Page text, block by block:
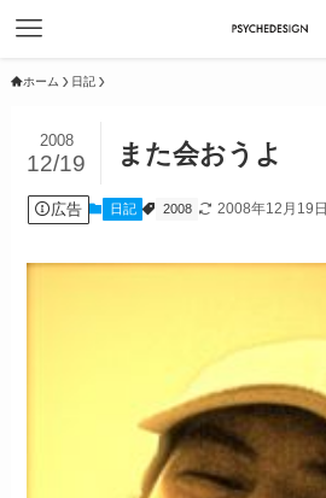
ホーム 日記
また会おうよ
2008
12/19
広告 日記 2008 2008年12月19日